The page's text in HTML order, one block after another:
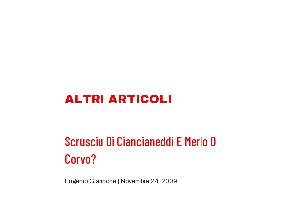
ALTRI ARTICOLI
Scrusciu Di Ciancianeddi E Merlo O
Corvo?
Eugenio Giannone Novembre 24, 2009